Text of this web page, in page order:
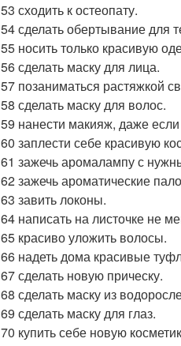
53 сходить к остеопату.
54 сделать обертывание для
55 носить только красивую
56 сделать маску для лица.
57 позаниматься растяжкой
58 сделать маску для волос.
59 нанести макияж, даже
60 заплести себе красивую
61 зажечь аромалампу с
62 зажечь ароматические
63 завить локоны.
64 написать на листочке не
65 красиво уложить волосы.
66 надеть дома красивые
67 сделать новую прическу.
68 сделать маску из
69 сделать маску для глаз.
70 купить себе новую